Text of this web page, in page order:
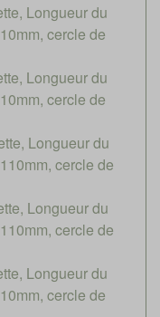
Longueur du
cercle de
Longueur du
cercle de
Longueur du
cercle de
Longueur du
cercle de
Longueur du
cercle de